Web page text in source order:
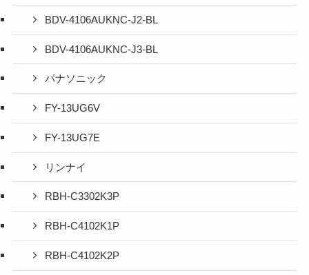
BDV-4106AUKNC-J2-BL
BDV-4106AUKNC-J3-BL
パナソニック
FY-13UG6V
FY-13UG7E
リンナイ
RBH-C3302K3P
RBH-C4102K1P
RBH-C4102K2P